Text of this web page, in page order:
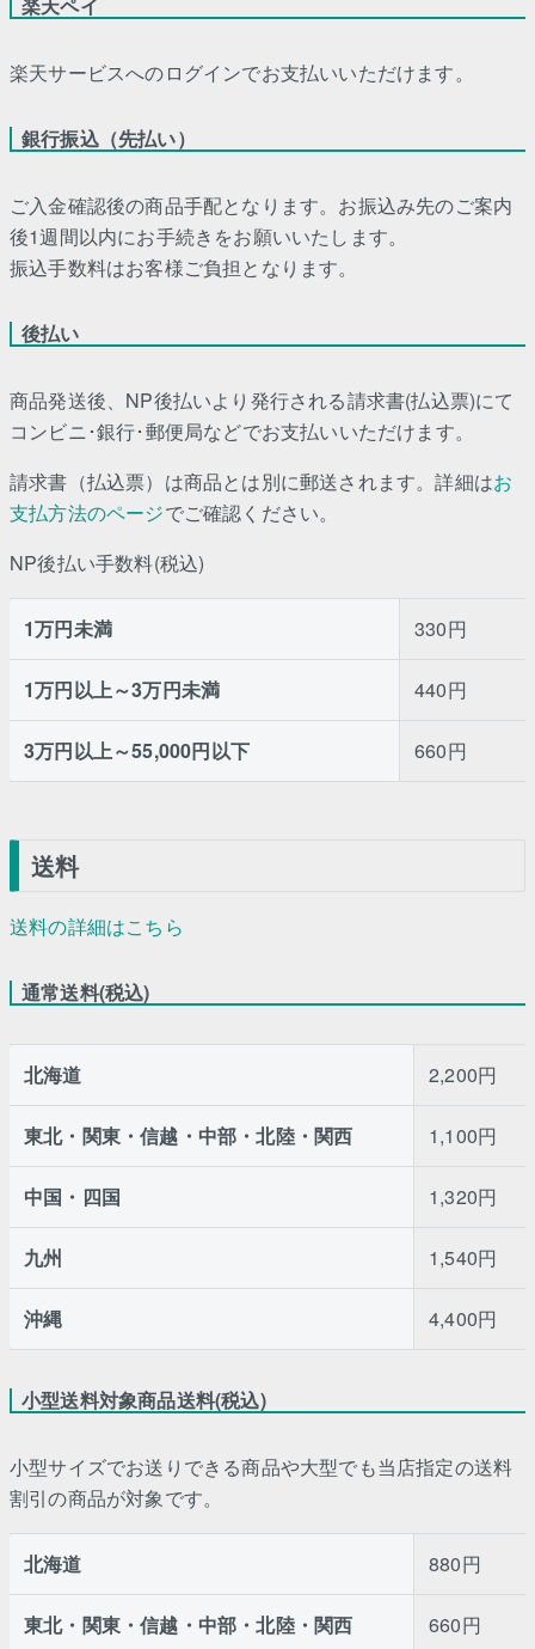
楽天ペイ
楽天サービスへのログインでお支払いいただけます。
銀行振込（先払い）
ご入金確認後の商品手配となります。お振込み先のご案内
後1週間以内にお手続きをお願いいたします。
振込手数料はお客様ご負担となります。
後払い
商品発送後、NP後払いより発行される請求書(払込票)にて
コンビニ･銀行･郵便局などでお支払いいただけます。
請求書（払込票）は商品とは別に郵送されます。詳細はお
支払方法のページでご確認ください。
NP後払い手数料(税込)
1万円未満 330円
1万円以上～3万円未満 440円
3万円以上～55,000円以下 660円
送料
送料の詳細はこちら
通常送料(税込)
北海道 2,200円
東北・関東・信越・中部・北陸・関西 1,100円
中国・四国 1,320円
九州 1,540円
沖縄 4,400円
小型送料対象商品送料(税込)
小型サイズでお送りできる商品や大型でも当店指定の送料
割引の商品が対象です。
北海道 880円
東北・関東・信越・中部・北陸・関西 660円